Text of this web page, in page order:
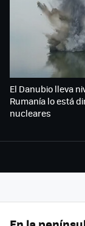
El Danubio lleva
Rumanía lo está
nucleares